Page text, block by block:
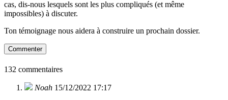
cas, dis-nous lesquels sont les plus compliqués (et même
impossibles) à discuter.
Ton témoignage nous aidera à construire un prochain dossier.
Commenter
132 commentaires
Noah 15/12/2022 17:17